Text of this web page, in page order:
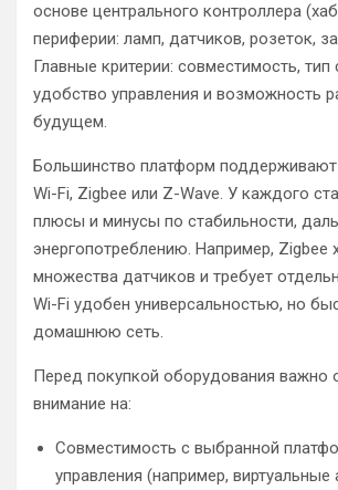
основе центрального контроллера
периферии: ламп, датчиков, розеток,
Главные критерии: совместимость, тип
удобство управления и возможность
будущем.
Большинство платформ поддерживают
Wi-Fi, Zigbee или Z-Wave. У каждого
плюсы и минусы по стабильности,
энергопотреблению. Например, Zigbee
множества датчиков и требует
Wi-Fi удобен универсальностью, но
домашнюю сеть.
Перед покупкой оборудования важно
внимание на:
Совместимость с выбранной
управления (например, виртуальные